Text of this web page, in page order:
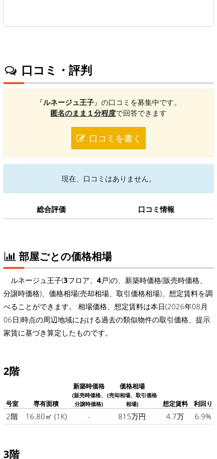
口コミ・評判
『ルネージュ王子 』の口コミを募集中です。
匿名のまま１分程度で回答できます
口コミを書く
現在、口コミはありません。
総合評価 口コミ情報
部屋ごとの価格相場
ルネージュ王子(3フロア、 4戸)の、新築時価格(販売時価格、
分譲時価格)、価格相場(売却相場、取引価格相場)、想定賃料を調
べることができます。 相場価格、想定賃料は本日(2026年08月
06日)時点の周辺地域における過去の類似物件の取引価格、提示
家賃に基づき算定したものです。
2階
号室 専有面積
新築時価格
(販売時価格、
分譲時価格)
価格相場
(売却相場、取引価格
相場)
想定賃料 利回り
2階 16.80㎡ (1K) - 815万円 4.7万 6.9%
3階